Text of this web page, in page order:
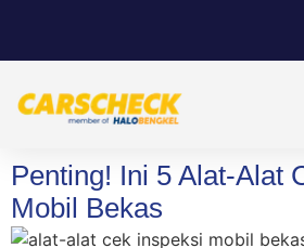
Penting! Ini 5 Alat-Alat
Mobil Bekas